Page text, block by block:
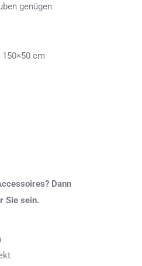
genügen
150×50 cm
Dann
Sie sein.